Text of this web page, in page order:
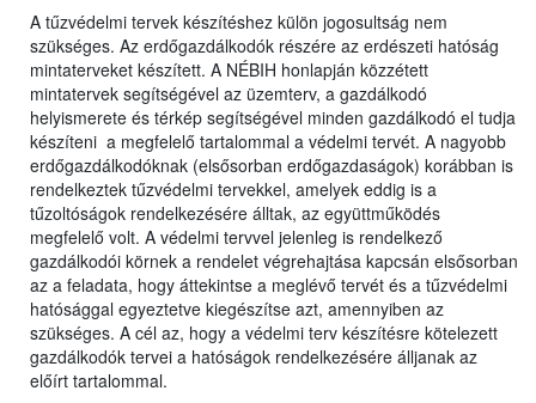
A tűzvédelmi tervek készítéshez külön jogosultság nem
szükséges. Az erdőgazdálkodók részére az erdészeti hatóság
mintaterveket készített. A NÉBIH honlapján közzétett
mintatervek segítségével az üzemterv, a gazdálkodó
helyismerete és térkép segítségével minden gazdálkodó el tudja
készíteni a megfelelő tartalommal a védelmi tervét. A nagyobb
erdőgazdálkodóknak (elsősorban erdőgazdaságok) korábban is
rendelkeztek tűzvédelmi tervekkel, amelyek eddig is a
tűzoltóságok rendelkezésére álltak, az együttműködés
megfelelő volt. A védelmi tervvel jelenleg is rendelkező
gazdálkodói körnek a rendelet végrehajtása kapcsán elsősorban
az a feladata, hogy áttekintse a meglévő tervét és a tűzvédelmi
hatósággal egyeztetve kiegészítse azt, amennyiben az
szükséges. A cél az, hogy a védelmi terv készítésre kötelezett
gazdálkodók tervei a hatóságok rendelkezésére álljanak az
előírt tartalommal.